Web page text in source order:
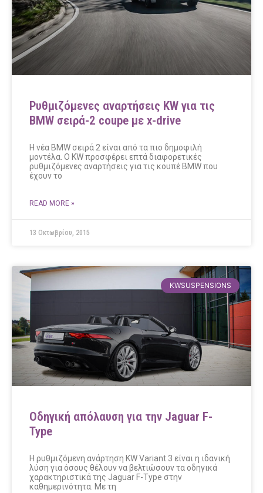
Ρυθμιζόμενες αναρτήσεις KW για τις
BMW σειρά-2 coupe με x-drive
Η νέα BMW σειρά 2 είναι από τα πιο δημοφιλή
μοντέλα. Ο KW προσφέρει επτά διαφορετικές
ρυθμιζόμενες αναρτήσεις για τις κουπέ BMW που
έχουν το
READ MORE »
13 Οκτωβρίου, 2015
KWSUSPENSIONS
Οδηγική απόλαυση για την Jaguar F-
Type
Η ρυθμιζόμενη ανάρτηση KW Variant 3 είναι η ιδανική
λύση για όσους θέλουν να βελτιώσουν τα οδηγικά
χαρακτηριστικά της Jaguar F-Type στην
καθημερινότητα. Με τη